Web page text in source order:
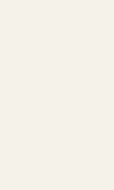
nostre offerte tramite
autorizzo il trattamento dei miei
novità, promozioni) da parte